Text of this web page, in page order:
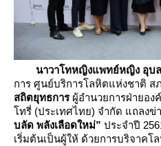
นาวาโทหญิงแพทย์หญิง อุบล
การ ศูนย์บริการโลหิตแห่งชาติ
สถิตยุทธการ ผู้อำนวยการฝ่ายอ
ทรี่ (ประเทศไทย) จำกัด แถลงข่า
บลัด พลังเลือดใหม่” ประจำปี
เริ่มต้นเป็นผู้ให้ ด้วยการบริจาคโ